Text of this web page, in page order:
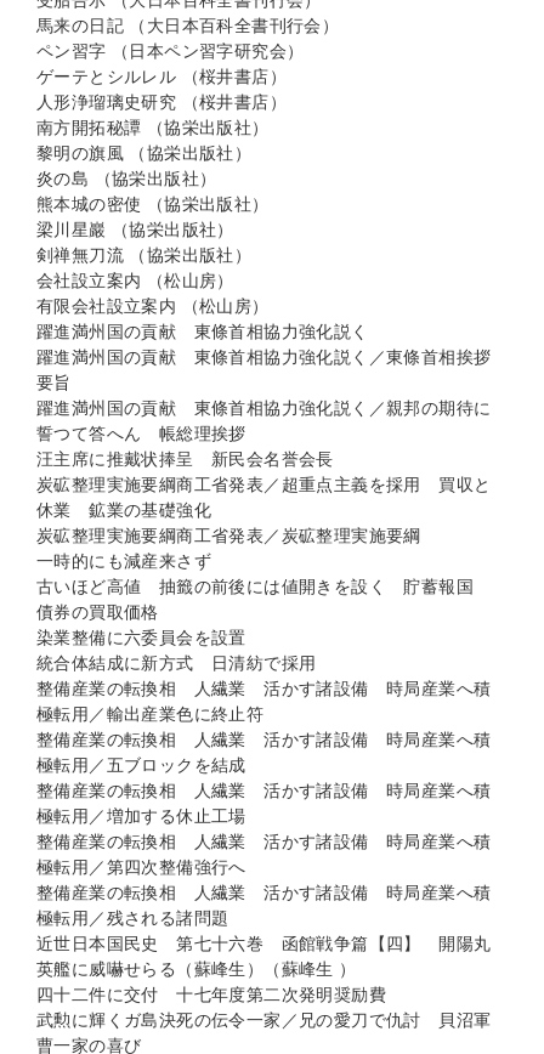
馬来の日記 （大日本百科全書刊行会）
ペン習字 （日本ペン習字研究会）
ゲーテとシルレル （桜井書店）
人形浄瑠璃史研究 （桜井書店）
南方開拓秘譚 （協栄出版社）
黎明の旗風 （協栄出版社）
炎の島 （協栄出版社）
熊本城の密使 （協栄出版社）
梁川星巖 （協栄出版社）
剣禅無刀流 （協栄出版社）
会社設立案内 （松山房）
有限会社設立案内 （松山房）
躍進満州国の貢献 東條首相協力強化説く
躍進満州国の貢献 東條首相協力強化説く／東條首相挨拶
要旨
躍進満州国の貢献 東條首相協力強化説く／親邦の期待に
誓つて答へん 帳総理挨拶
汪主席に推戴状捧呈 新民会名誉会長
炭砿整理実施要綱商工省発表／超重点主義を採用 買収と
休業 鉱業の基礎強化
炭砿整理実施要綱商工省発表／炭砿整理実施要綱
一時的にも減産来さず
古いほど高値 抽籤の前後には値開きを設く 貯蓄報国
債券の買取価格
染業整備に六委員会を設置
統合体結成に新方式 日清紡で採用
整備産業の転換相 人繊業 活かす諸設備 時局産業へ積
極転用／輸出産業色に終止符
整備産業の転換相 人繊業 活かす諸設備 時局産業へ積
極転用／五ブロックを結成
整備産業の転換相 人繊業 活かす諸設備 時局産業へ積
極転用／増加する休止工場
整備産業の転換相 人繊業 活かす諸設備 時局産業へ積
極転用／第四次整備強行へ
整備産業の転換相 人繊業 活かす諸設備 時局産業へ積
極転用／残される諸問題
近世日本国民史 第七十六巻 函館戦争篇【四】 開陽丸
英艦に威嚇せらる（蘇峰生）（蘇峰生 ）
四十二件に交付 十七年度第二次発明奨励費
武勲に輝くガ島決死の伝令一家／兄の愛刀で仇討 貝沼軍
曹一家の喜び